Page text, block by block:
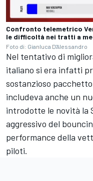
Confronto telemetrico
le difficoltà nei tratti a
Foto di: Gianluca D'Alessandro
Nel tentativo di
italiano si era infatti
sostanzioso
includeva anche un
introdotte le novità la
aggressivo del
performance della
piloti.